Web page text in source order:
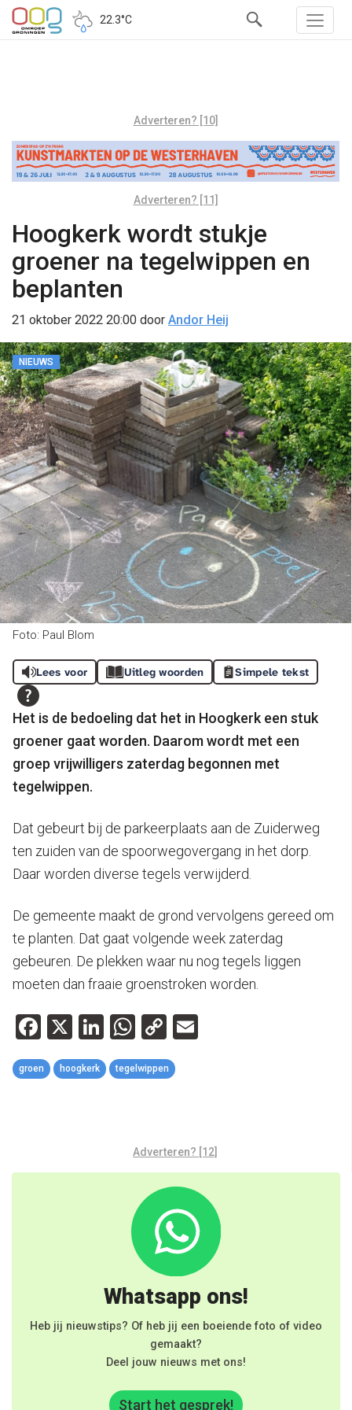
22.3°C
Adverteren? [10]
Adverteren? [11]
Hoogkerk wordt stukje
groener na tegelwippen en
beplanten
21 oktober 2022 20:00 door Andor Heij
NIEUWS
Foto: Paul Blom
Lees voor Uitleg woorden Simpele tekst
Het is de bedoeling dat het in Hoogkerk een stuk
groener gaat worden. Daarom wordt met een
groep vrijwilligers zaterdag begonnen met
tegelwippen.
Dat gebeurt bij de parkeerplaats aan de Zuiderweg
ten zuiden van de spoorwegovergang in het dorp.
Daar worden diverse tegels verwijderd.
De gemeente maakt de grond vervolgens gereed om
te planten. Dat gaat volgende week zaterdag
gebeuren. De plekken waar nu nog tegels liggen
moeten dan fraaie groenstroken worden.
Facebook
X LinkedIn
WhatsApp
Copy
Link
groen hoogkerk tegelwippen
Adverteren? [12]
Whatsapp ons!
Heb jij nieuwstips? Of heb jij een boeiende foto of video
gemaakt?
Deel jouw nieuws met ons!
Start het gesprek!